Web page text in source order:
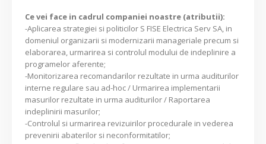
Ce vei face in cadrul companiei noastre (atributii):
-Aplicarea strategiei si politicilor S FISE Electrica Serv SA, in
domeniul organizarii si modernizarii manageriale precum si
elaborarea, urmarirea si controlul modului de indeplinire a
programelor aferente;
-Monitorizarea recomandarilor rezultate in urma auditurilor
interne regulare sau ad-hoc / Urmarirea implementarii
masurilor rezultate in urma auditurilor / Raportarea
indeplinirii masurilor;
-Controlul si urmarirea revizuirilor procedurale in vederea
prevenirii abaterilor si neconformitatilor;